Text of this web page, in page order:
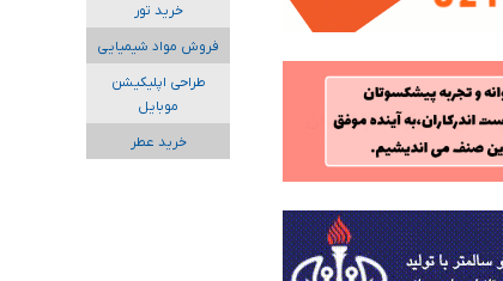
خرید تور
فروش مواد شیمیایی
طراحی اپلیکیشن
موبایل
خرید عطر